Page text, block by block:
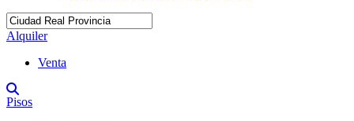
Alquiler
Venta
Pisos